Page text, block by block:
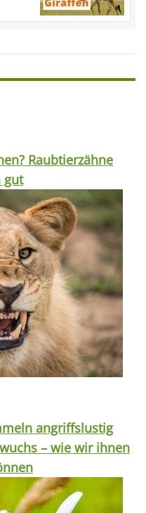
Raubtierzähne
gut
angriffslustig
– wie wir ihnen